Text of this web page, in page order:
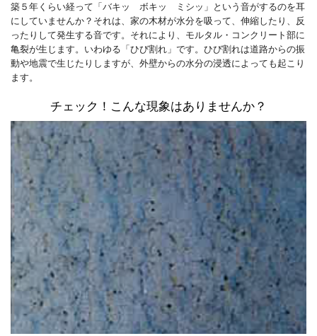
築５年くらい経って「バキッ ボキッ ミシッ」という音がするのを耳
にしていませんか？それは、家の木材が水分を吸って、伸縮したり、反
ったりして発生する音です。それにより、モルタル・コンクリート部に
亀裂が生じます。いわゆる「ひび割れ」です。ひび割れは道路からの振
動や地震で生じたりしますが、外壁からの水分の浸透によっても起こり
ます。
チェック！こんな現象はありませんか？